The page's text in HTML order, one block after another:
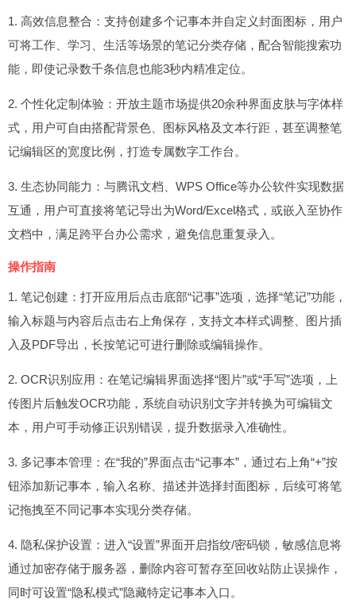
1. 高效信息整合：支持创建多个记事本并自定义封面图标，用户
可将工作、学习、生活等场景的笔记分类存储，配合智能搜索功
能，即使记录数千条信息也能3秒内精准定位。
2. 个性化定制体验：开放主题市场提供20余种界面皮肤与字体样
式，用户可自由搭配背景色、图标风格及文本行距，甚至调整笔
记编辑区的宽度比例，打造专属数字工作台。
3. 生态协同能力：与腾讯文档、WPS Office等办公软件实现数据
互通，用户可直接将笔记导出为Word/Excel格式，或嵌入至协作
文档中，满足跨平台办公需求，避免信息重复录入。
操作指南
1. 笔记创建：打开应用后点击底部“记事”选项，选择“笔记”功能，
输入标题与内容后点击右上角保存，支持文本样式调整、图片插
入及PDF导出，长按笔记可进行删除或编辑操作。
2. OCR识别应用：在笔记编辑界面选择“图片”或“手写”选项，上
传图片后触发OCR功能，系统自动识别文字并转换为可编辑文
本，用户可手动修正识别错误，提升数据录入准确性。
3. 多记事本管理：在“我的”界面点击“记事本”，通过右上角“+”按
钮添加新记事本，输入名称、描述并选择封面图标，后续可将笔
记拖拽至不同记事本实现分类存储。
4. 隐私保护设置：进入“设置”界面开启指纹/密码锁，敏感信息将
通过加密存储于服务器，删除内容可暂存至回收站防止误操作，
同时可设置“隐私模式”隐藏特定记事本入口。